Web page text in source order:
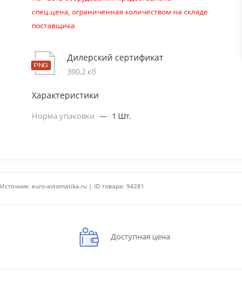
спец.цена, ограниченная количеством на складе
поставщика
Дилерский сертификат
390,2 кб
Характеристики
Норма упаковки — 1 Шт.
Источник: euro-avtomatika.ru | ID товара: 94281
Доступная цена